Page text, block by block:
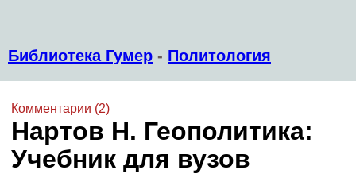
Библиотека Гумер - Политология
Комментарии (2)
Нартов Н. Геополитика:
Учебник для вузов